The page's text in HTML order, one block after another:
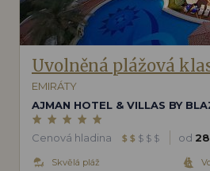
Uvolněná plážová
EMIRÁTY
AJMAN HOTEL & VILLAS BY
Cenová hladina $ $ $ $ $ od
Skvělá pláž